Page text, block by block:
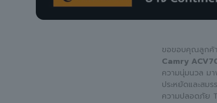
ขอขอบคุณลูกค้า
Camry
ความนุ่มนวล ม
ประหยัดและสม
ความปลอดภัย